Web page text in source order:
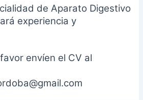
de Aparato Digestivo
experiencia y
envíen el CV al